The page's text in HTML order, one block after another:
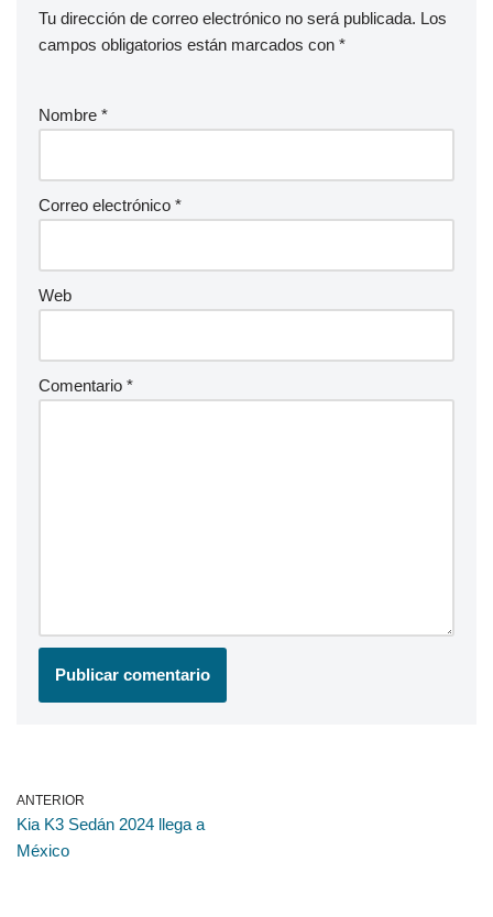
Tu dirección de correo electrónico no será publicada. Los
campos obligatorios están marcados con *
Nombre *
Correo electrónico *
Web
Comentario *
ANTERIOR
Kia K3 Sedán 2024 llega a
México